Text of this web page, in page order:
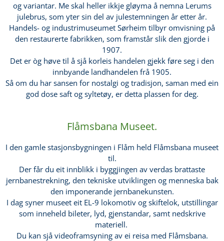
og variantar. Me skal heller ikkje gløyma å nemna Lerums
julebrus, som yter sin del av julestemningen år etter år.
Handels- og industrimuseumet Sørheim tilbyr omvisning på
den restaurerte fabrikken, som framstår slik den gjorde i
1907.
Det er òg høve til å sjå korleis handelen gjekk føre seg i den
innbyande landhandelen frå 1905.
Så om du har sansen for nostalgi og tradisjon, saman med ein
god dose saft og syltetøy, er detta plassen for deg.
Flåmsbana Museet.
I den gamle stasjonsbygningen i Flåm held Flåmsbana museet
til.
Der får du eit innblikk i byggjingen av verdas brattaste
jernbanestrekning, den tekniske utviklingen og menneska bak
den imponerande jernbanekunsten.
I dag syner museet eit EL-9 lokomotiv og skiftelok, utstillingar
som inneheld bileter, lyd, gjenstandar, samt nedskrive
materiell.
Du kan sjå videoframsyning av ei reisa med Flåmsbana.